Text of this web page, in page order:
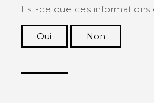
Est-ce que ces informations
Oui
Non